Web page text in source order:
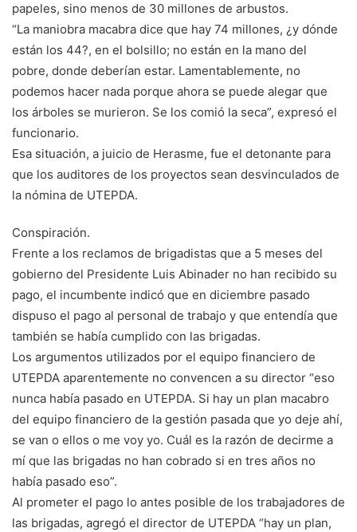
papeles, sino menos de 30 millones de arbustos.
“La maniobra macabra dice que hay 74 millones, ¿y dónde
están los 44?, en el bolsillo; no están en la mano del
pobre, donde deberían estar. Lamentablemente, no
podemos hacer nada porque ahora se puede alegar que
los árboles se murieron. Se los comió la seca”, expresó el
funcionario.
Esa situación, a juicio de Herasme, fue el detonante para
que los auditores de los proyectos sean desvinculados de
la nómina de UTEPDA.
Conspiración.
Frente a los reclamos de brigadistas que a 5 meses del
gobierno del Presidente Luis Abinader no han recibido su
pago, el incumbente indicó que en diciembre pasado
dispuso el pago al personal de trabajo y que entendía que
también se había cumplido con las brigadas.
Los argumentos utilizados por el equipo financiero de
UTEPDA aparentemente no convencen a su director “eso
nunca había pasado en UTEPDA. Si hay un plan macabro
del equipo financiero de la gestión pasada que yo deje ahí,
se van o ellos o me voy yo. Cuál es la razón de decirme a
mí que las brigadas no han cobrado si en tres años no
había pasado eso”.
Al prometer el pago lo antes posible de los trabajadores de
las brigadas, agregó el director de UTEPDA “hay un plan,